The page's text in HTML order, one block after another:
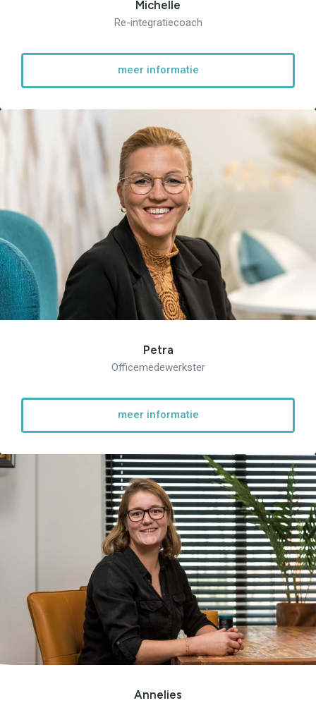
Michelle
Re-integratiecoach
meer informatie
Petra
Officemedewerkster
meer informatie
Annelies